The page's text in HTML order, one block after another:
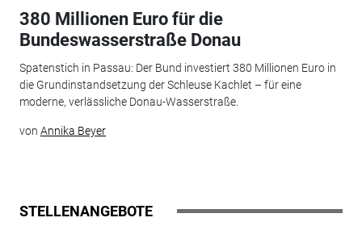
380 Millionen Euro für die
Bundeswasserstraße Donau
Spatenstich in Passau: Der Bund investiert 380 Millionen Euro in
die Grundinstandsetzung der Schleuse Kachlet – für eine
moderne, verlässliche Donau-Wasserstraße.
von Annika Beyer
STELLENANGEBOTE